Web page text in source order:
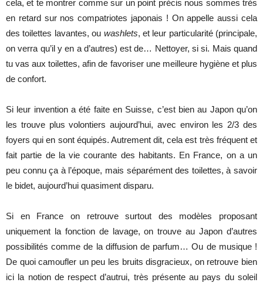
cela, et te montrer comme sur un point précis nous sommes très
en retard sur nos compatriotes japonais ! On appelle aussi cela
des toilettes lavantes, ou washlets, et leur particularité (principale,
on verra qu’il y en a d’autres) est de… Nettoyer, si si. Mais quand
tu vas aux toilettes, afin de favoriser une meilleure hygiène et plus
de confort.
Si leur invention a été faite en Suisse, c’est bien au Japon qu’on
les trouve plus volontiers aujourd’hui, avec environ les 2/3 des
foyers qui en sont équipés. Autrement dit, cela est très fréquent et
fait partie de la vie courante des habitants. En France, on a un
peu connu ça à l’époque, mais séparément des toilettes, à savoir
le bidet, aujourd’hui quasiment disparu.
Si en France on retrouve surtout des modèles proposant
uniquement la fonction de lavage, on trouve au Japon d’autres
possibilités comme de la diffusion de parfum… Ou de musique !
De quoi camoufler un peu les bruits disgracieux, on retrouve bien
ici la notion de respect d’autrui, très présente au pays du soleil